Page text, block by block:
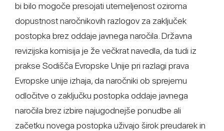
bi bilo mogoče presojati utemeljenost oziroma
dopustnost naročnikovih razlogov za zaključek
postopka brez oddaje javnega naročila. Državna
revizijska komisija je že večkrat navedla, da tudi iz
prakse Sodišča Evropske Unije pri razlagi prava
Evropske unije izhaja, da naročniki ob sprejemu
odločitve o zaključku postopka oddaje javnega
naročila brez izbire najugodnejše ponudbe ali
začetku novega postopka uživajo širok preudarek in